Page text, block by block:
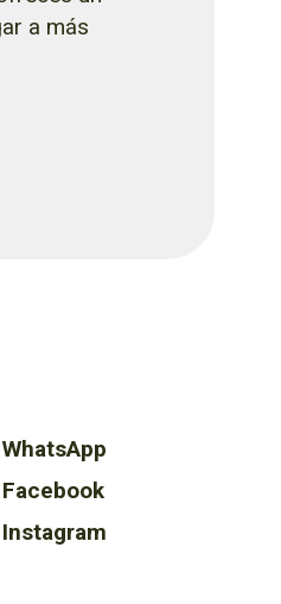
a más
WhatsApp
Facebook
Instagram